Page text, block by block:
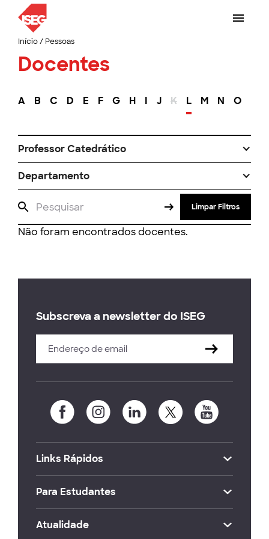
Início/ Pessoas
Docentes
A B C D E F G H I J K L M N O
Professor Catedrático
Departamento
Limpar Filtros
Não foram encontrados docentes.
Subscreva a newsletter do ISEG
Links Rápidos
Para Estudantes
Atualidade